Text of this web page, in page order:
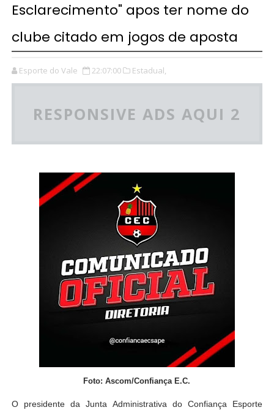
Esclarecimento" apos ter nome do
clube citado em jogos de aposta
Esporte do Vale 22:07:00 Estadual,
RESPONSIVE ADS AQUI 2
Foto: Ascom/Confiança E.C.
O presidente da Junta Administrativa do Confiança Esporte